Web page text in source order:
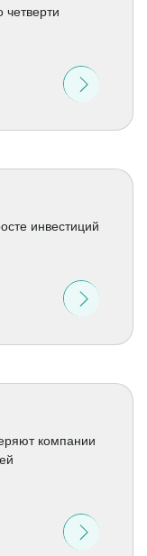
инвестиций
компании